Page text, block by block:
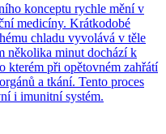
konceptu rychle mění v
medicíny. Krátkodobé
chladu vyvolává v těle
několika minut dochází k
kterém při opětovném zahřátí
a tkání. Tento proces
i imunitní systém.